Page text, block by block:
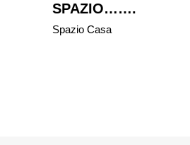
SPAZIO…….
Spazio Casa